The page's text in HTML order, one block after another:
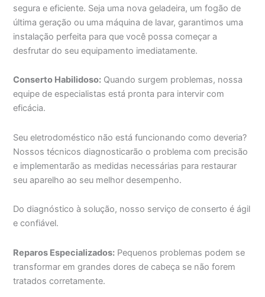
segura e eficiente. Seja uma nova geladeira, um fogão de
última geração ou uma máquina de lavar, garantimos uma
instalação perfeita para que você possa começar a
desfrutar do seu equipamento imediatamente.
Conserto Habilidoso: Quando surgem problemas, nossa
equipe de especialistas está pronta para intervir com
eficácia.
Seu eletrodoméstico não está funcionando como deveria?
Nossos técnicos diagnosticarão o problema com precisão
e implementarão as medidas necessárias para restaurar
seu aparelho ao seu melhor desempenho.
Do diagnóstico à solução, nosso serviço de conserto é ágil
e confiável.
Reparos Especializados: Pequenos problemas podem se
transformar em grandes dores de cabeça se não forem
tratados corretamente.